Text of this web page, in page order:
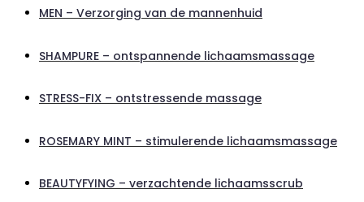
MEN – Verzorging van de mannenhuid
SHAMPURE – ontspannende lichaamsmassage
STRESS-FIX – ontstressende massage
ROSEMARY MINT – stimulerende lichaamsmassage
BEAUTYFYING – verzachtende lichaamsscrub